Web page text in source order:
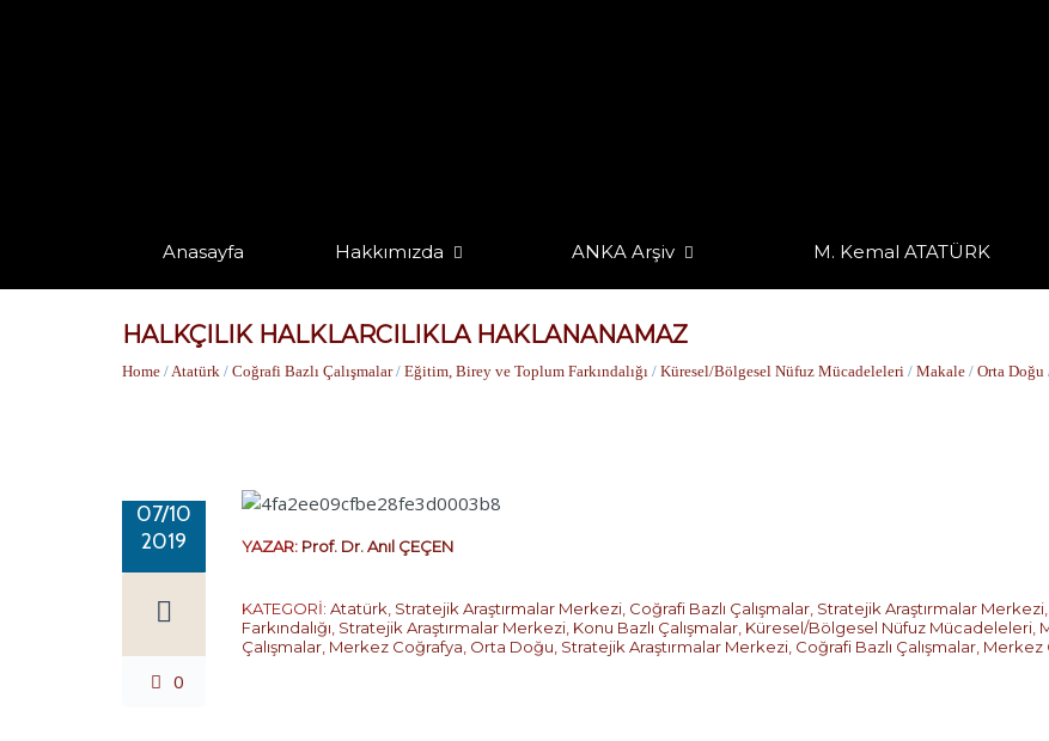
Anasayfa Hakkımızda ANKA Arşiv M. Kemal ATATÜRK
HALKÇILIK HALKLARCILIKLA HAKLANANAMAZ
Home /Atatürk / Coğrafi Bazlı Çalışmalar/ Eğitim, Birey ve Toplum Farkındalığı / Küresel/Bölgesel Nüfuz Mücadeleleri / Makale / Orta Doğu
07/10
2019
0
YAZAR: Prof. Dr. Anıl ÇEÇEN
KATEGORİ: Atatürk, Stratejik Araştırmalar Merkezi, Coğrafi Bazlı Çalışmalar, Stratejik Araştırmalar Merkezi,
Farkındalığı, Stratejik Araştırmalar Merkezi, Konu Bazlı Çalışmalar, Küresel/Bölgesel Nüfuz Mücadeleleri,
Çalışmalar, Merkez Coğrafya, Orta Doğu, Stratejik Araştırmalar Merkezi, Coğrafi Bazlı Çalışmalar, Merkez